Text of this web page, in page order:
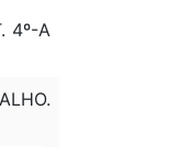
4º-A